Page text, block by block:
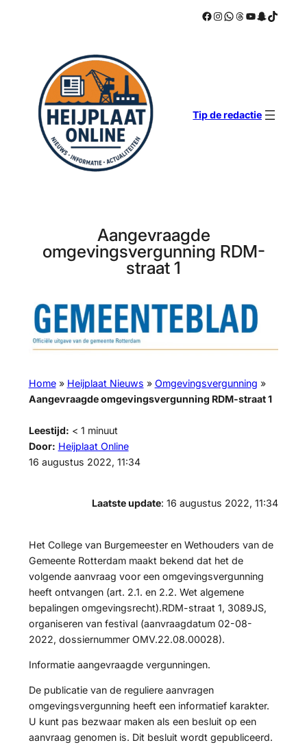
Facebook
Instagram
WhatsApp
Threads
YouTube
Snapchat
TikTok
Tip de redactie
Aangevraagde
omgevingsvergunning RDM-
straat 1
Home» Heijplaat Nieuws » Omgevingsvergunning »
Aangevraagde omgevingsvergunning RDM-straat 1
Leestijd: < 1 minuut
Door: Heijplaat Online
16 augustus 2022, 11:34
Laatste update: 16 augustus 2022, 11:34
Het College van Burgemeester en Wethouders van de
Gemeente Rotterdam maakt bekend dat het de
volgende aanvraag voor een omgevingsvergunning
heeft ontvangen (art. 2.1. en 2.2. Wet algemene
bepalingen omgevingsrecht).RDM-straat 1, 3089JS,
organiseren van festival (aanvraagdatum 02-08-
2022, dossiernummer OMV.22.08.00028).
Informatie aangevraagde vergunningen.
De publicatie van de reguliere aanvragen
omgevingsvergunning heeft een informatief karakter.
U kunt pas bezwaar maken als een besluit op een
aanvraag genomen is. Dit besluit wordt gepubliceerd.